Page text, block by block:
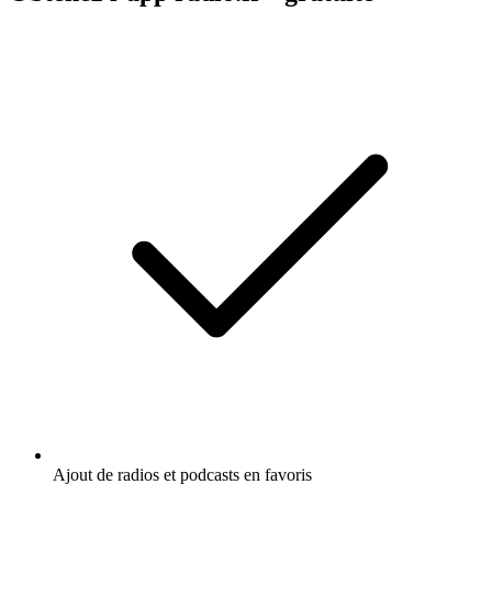
Ajout de radios et podcasts en favoris